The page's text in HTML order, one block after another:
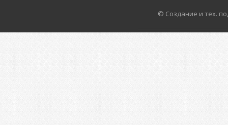
© Создание и тех.